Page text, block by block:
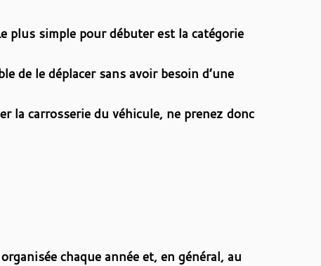
plus simple pour débuter est la catégorie
de le déplacer sans avoir besoin d’une
la carrosserie du véhicule, ne prenez donc
chaque année et, en général, au